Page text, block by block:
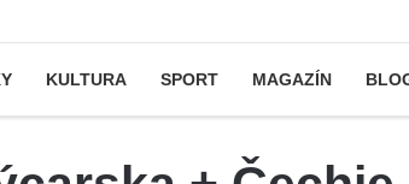
KULTURA SPORT MAGAZÍN